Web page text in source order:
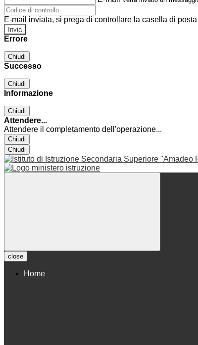
E-mail inviata, si prega di controllare la casella di
Errore
Chiudi
Successo
Chiudi
Informazione
Chiudi
Attendere...
Attendere il completamento dell'operazione...
Chiudi
Chiudi
close
Home